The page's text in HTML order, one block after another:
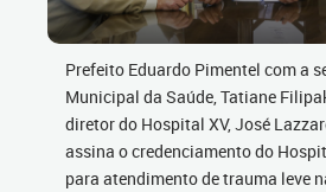
Prefeito Eduardo Pimentel com a
Municipal da Saúde, Tatiane
diretor do Hospital XV, José
assina o credenciamento do
para atendimento de trauma leve